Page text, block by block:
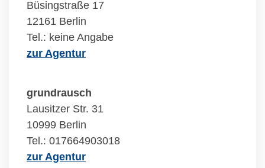
Büsingstraße 17
12161 Berlin
Tel.: keine Angabe
zur Agentur
grundrausch
Lausitzer Str. 31
10999 Berlin
Tel.: 017664903018
zur Agentur